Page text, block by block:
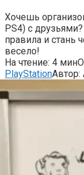
Хочешь
PS4) с
правила и стань
весело!
На чтение: 4 мин
PlayStationАвтор: